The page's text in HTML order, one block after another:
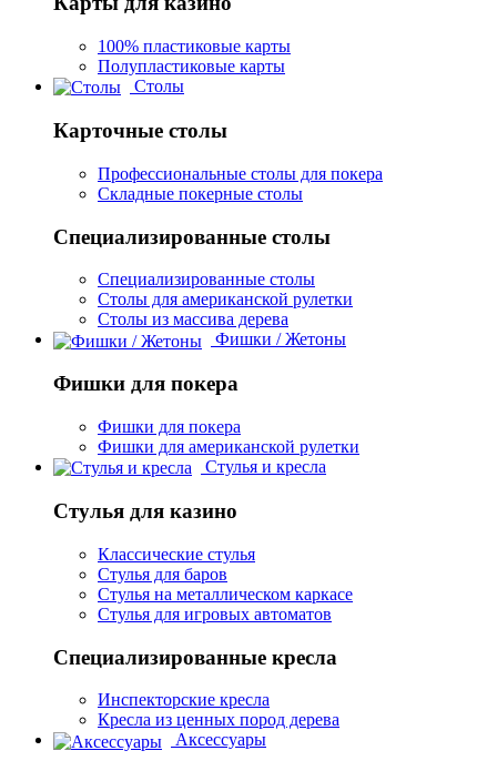
100% пластиковые карты
Полупластиковые карты
Столы
Карточные столы
Профессиональные столы для покера
Складные покерные столы
Специализированные столы
Специализированные столы
Столы для американской рулетки
Столы из массива дерева
Фишки / Жетоны
Фишки для покера
Фишки для покера
Фишки для американской рулетки
Стулья и кресла
Стулья для казино
Классические стулья
Стулья для баров
Стулья на металлическом каркасе
Стулья для игровых автоматов
Специализированные кресла
Инспекторские кресла
Кресла из ценных пород дерева
Аксессуары